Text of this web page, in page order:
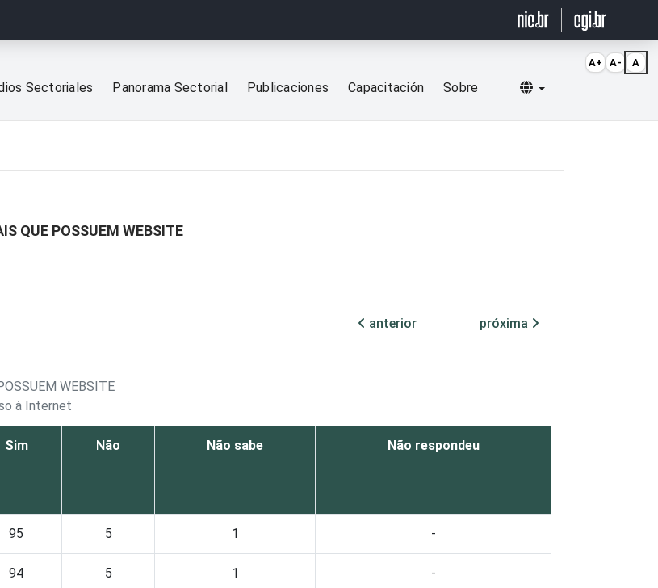
Sectoriales Panorama Sectorial Publicaciones Capacitación Sobre Selecionar idioma
QUE POSSUEM WEBSITE
anterior
próxima
WEBSITE
à Internet
Sim Não Não sabe Não respondeu
95 5 1 -
94 5 1 -
A+ A- A